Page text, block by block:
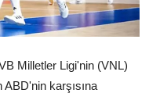
Milletler Ligi'nin (VNL)
ABD'nin karşısına